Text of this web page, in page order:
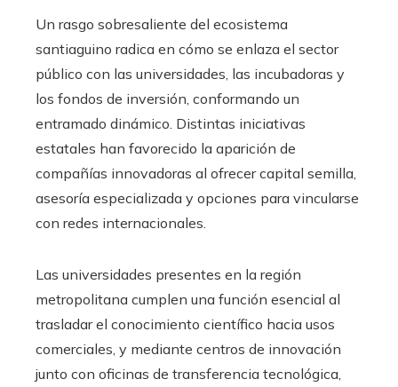
Un rasgo sobresaliente del ecosistema
santiaguino radica en cómo se enlaza el sector
público con las universidades, las incubadoras y
los fondos de inversión, conformando un
entramado dinámico. Distintas iniciativas
estatales han favorecido la aparición de
compañías innovadoras al ofrecer capital semilla,
asesoría especializada y opciones para vincularse
con redes internacionales.
Las universidades presentes en la región
metropolitana cumplen una función esencial al
trasladar el conocimiento científico hacia usos
comerciales, y mediante centros de innovación
junto con oficinas de transferencia tecnológica,